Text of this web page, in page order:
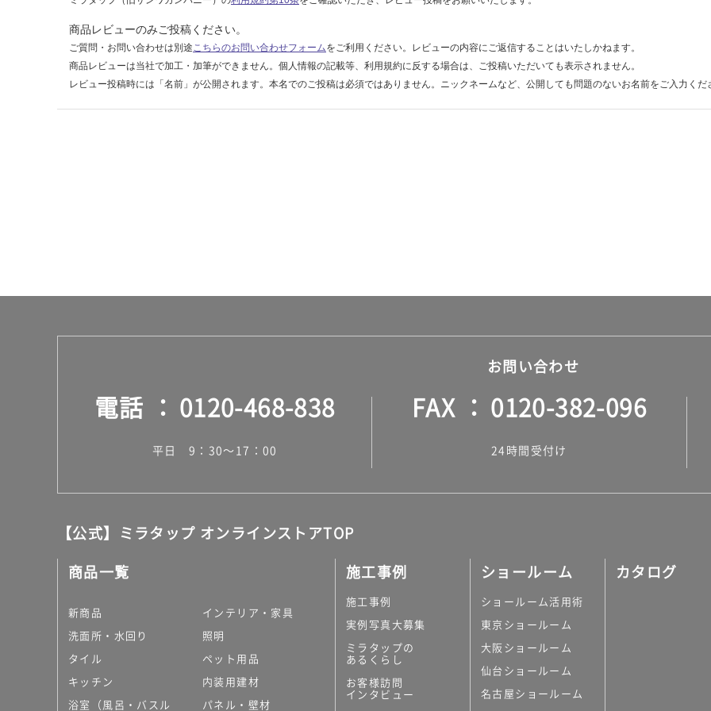
運賃無
料(離
商品レビューのみご投稿ください。
ご質問・お問い合わせは別途こちらのお問い合わせフォームをご利用ください。レビューの内容にご返信することはいたしかねます。
商品レビューは当社で加工・加筆ができません。個人情報の記載等、利用規約に反する場合は、ご投稿いただいても表示されません。
レビュー投稿時には「名前」が公開されます。本名でのご投稿は必須ではありません。ニックネームなど、公開しても問題のないお名前をご入力くだ
お問い合わせ
電話 0120-468-838
平日 9：30～17：00
FAX 0120-382-096
24時間受付け
【公式】ミラタップ オンラインストアTOP
商品一覧
新商品
洗面所・水回り
タイル
キッチン
浴室（風呂・バスル
インテリア・家具
照明
ペット用品
内装用建材
パネル・壁材
施工事例
施工事例
実例写真大募集
ミラタップの
あるくらし
お客様訪問
インタビュー
ショールーム
ショールーム活用術
東京ショールーム
大阪ショールーム
仙台ショールーム
名古屋ショールーム
カタログ